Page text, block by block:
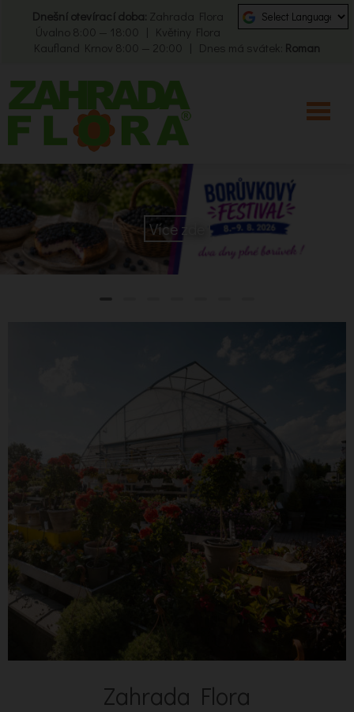
Dnešní otevírací doba: Zahrada Flora
Úvalno 8:00 — 18:00 | Květiny Flora
Kaufland Krnov 8:00 — 20:00 | Dnes má svátek: Roman
Více zde
Zahrada Flora